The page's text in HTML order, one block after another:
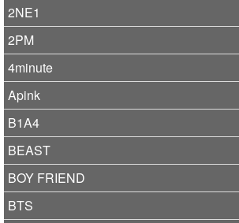
2NE1
2PM
4minute
Apink
B1A4
BEAST
BOY FRIEND
BTS